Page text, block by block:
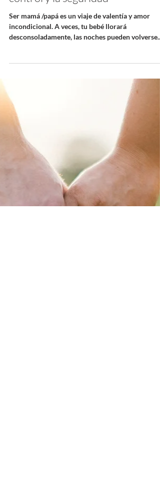
mamá/papá primeriza/o mientras
navegas el duelo por la pérdida
control y la seguridad
incondicional. A veces, tu bebé llorará
desconsoladamente, las noches pueden volverse...